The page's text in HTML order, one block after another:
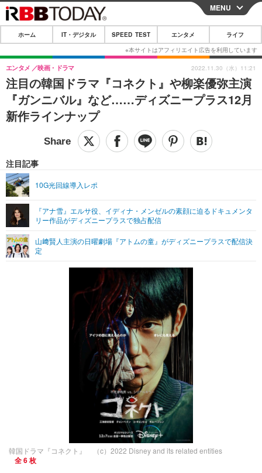
CLOSE
ホーム
IT・デジタル
IT・デジタルTOP スマートフォン
ネタ
ショッピング その他
SPEED TEST
エンタメ
エンタメTOP 映画・ドラマ
音楽
グラビア ブログ
ペット
その他
リリース一覧
プッシュ通知の停止方法
MENU
ホーム IT・デジタル SPEED TEST エンタメ ライフ
注目の韓国ドラマ『コネクト』や柳楽優弥主演
『ガンニバル』など……ディズニープラス12月
新作ラインナップ
エンタメ 映画・ドラマ
注目記事
10G光回線導入レポ
『アナ雪』エルサ役、イディナ・メンゼルの素顔に迫るドキュメンタ
リー作品がディズニープラスで独占配信
山﨑賢人主演の日曜劇場『アトムの童』がディズニープラスで配信決
定
2022.11.30（水）11:21
韓国ドラマ『コネクト』 （c）2022 Disney and its related entities
全 6 枚